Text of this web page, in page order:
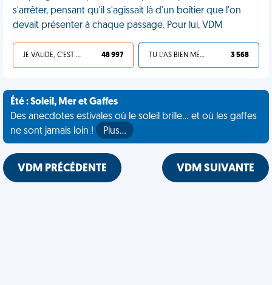
s'arrêter, pensant qu'il s'agissait là d'un boîtier que l'on
devait présenter à chaque passage. Pour lui, VDM
JE VALIDE, C'EST UNE VDM 48 997 TU L'AS BIEN MÉRITÉ 3 568
Été : Soleil, Mer et Gaffes
Des anecdotes estivales où le soleil brille... et où les gaffes
ne sont jamais loin !
Plus…
VDM PRÉCÉDENTE VDM SUIVANTE